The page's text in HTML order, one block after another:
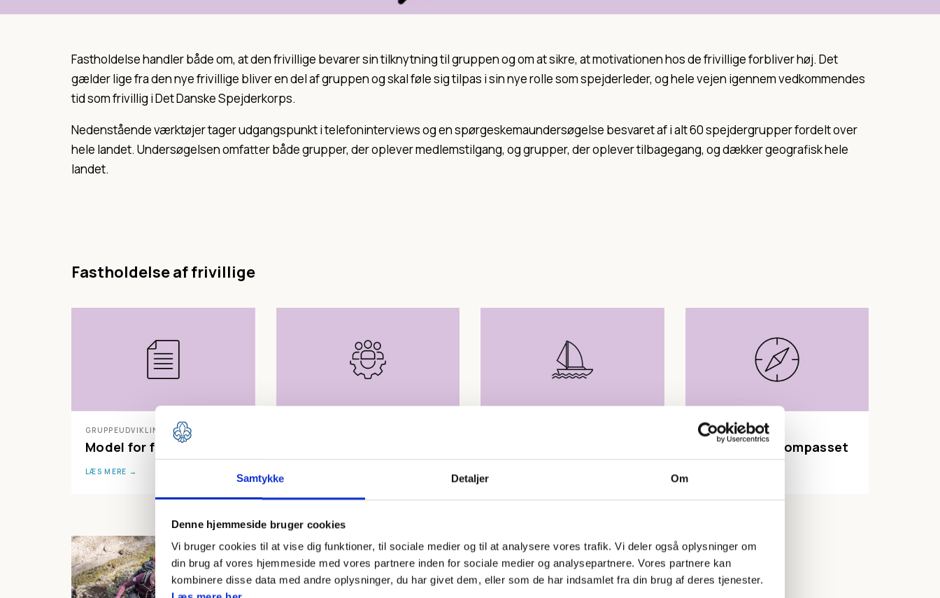
Samtykke Detaljer Om
Denne hjemmeside bruger cookies
Vi bruger cookies til at vise dig funktioner, til sociale medier og til at analysere vores trafik. Vi deler også oplysninger om
din brug af vores hjemmeside med vores partnere inden for sociale medier og analysepartnere. Vores partnere kan
kombinere disse data med andre oplysninger, du har givet dem, eller som de har indsamlet fra din brug af deres tjenester.
Fastholdelse handler både om, at den frivillige bevarer sin tilknytning til gruppen og om at sikre, at motivationen hos de frivillige forbliver høj. Det
gælder lige fra den nye frivillige bliver en del af gruppen og skal føle sig tilpas i sin nye rolle som spejderleder, og hele vejen igennem vedkommendes
tid som frivillig i Det Danske Spejderkorps.
Nedenstående værktøjer tager udgangspunkt i telefoninterviews og en spørgeskemaundersøgelse besvaret af i alt 60 spejdergrupper fordelt over
hele landet. Undersøgelsen omfatter både grupper, der oplever medlemstilgang, og grupper, der oplever tilbagegang, og dækker geografisk hele
landet.
Fastholdelse af frivillige
GRUPPEUDVIKLING
Model for fastholdelse
LÆS MERE
GRUPPEUDVIKLING
Motivationskompasset